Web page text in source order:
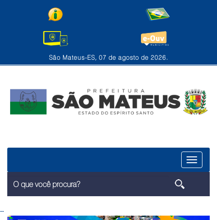
São Mateus-ES, 07 de agosto de 2026.
Menu
--